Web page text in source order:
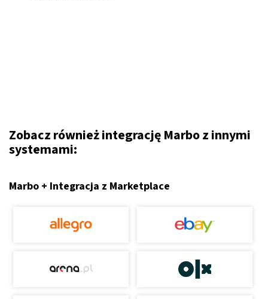
Zobacz również integrację Marbo z innymi
systemami:
Marbo + Integracja z Marketplace